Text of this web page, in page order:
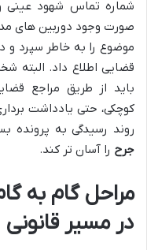
شماره تماس شهود عینی
صورت وجود دوربین های
موضوع را به خاطر سپرد و
قضایی اطلاع داد. البته
باید از طریق مراجع
کوچکی، حتی یادداشت
روند رسیدگی به پرونده
جرح را آسان تر کند.
مراحل گام به
در مسیر قانونی